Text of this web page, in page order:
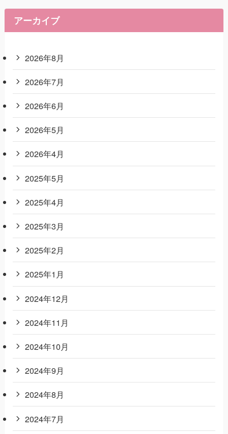
アーカイブ
2026年8月
2026年7月
2026年6月
2026年5月
2026年4月
2025年5月
2025年4月
2025年3月
2025年2月
2025年1月
2024年12月
2024年11月
2024年10月
2024年9月
2024年8月
2024年7月